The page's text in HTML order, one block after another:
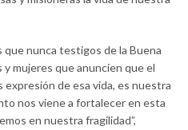
que nunca testigos de la Buena
mujeres que anuncien que el
de esa vida, es nuestra
nos viene a fortalecer en esta
en nuestra fragilidad”,